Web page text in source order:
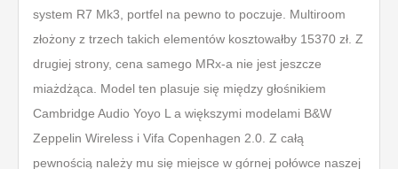
system R7 Mk3, portfel na pewno to poczuje. Multiroom
złożony z trzech takich elementów kosztowałby 15370 zł. Z
drugiej strony, cena samego MRx-a nie jest jeszcze
miażdżąca. Model ten plasuje się między głośnikiem
Cambridge Audio Yoyo L a większymi modelami B&W
Zeppelin Wireless i Vifa Copenhagen 2.0. Z całą
pewnością należy mu się miejsce w górnej połówce naszej